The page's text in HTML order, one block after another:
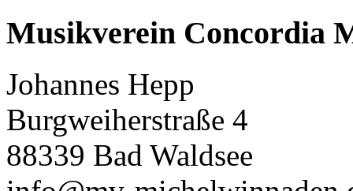
Musikverein Concordia
Johannes Hepp
Burgweiherstraße 4
88339 Bad Waldsee